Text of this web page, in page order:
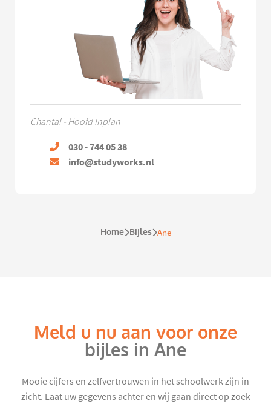
Chantal - Hoofd Inplan
030 - 744 05 38
info@studyworks.nl
Home Bijles Ane
Meld u nu aan voor onze
bijles in Ane
Mooie cijfers en zelfvertrouwen in het schoolwerk zijn in
zicht. Laat uw gegevens achter en wij gaan direct op zoek